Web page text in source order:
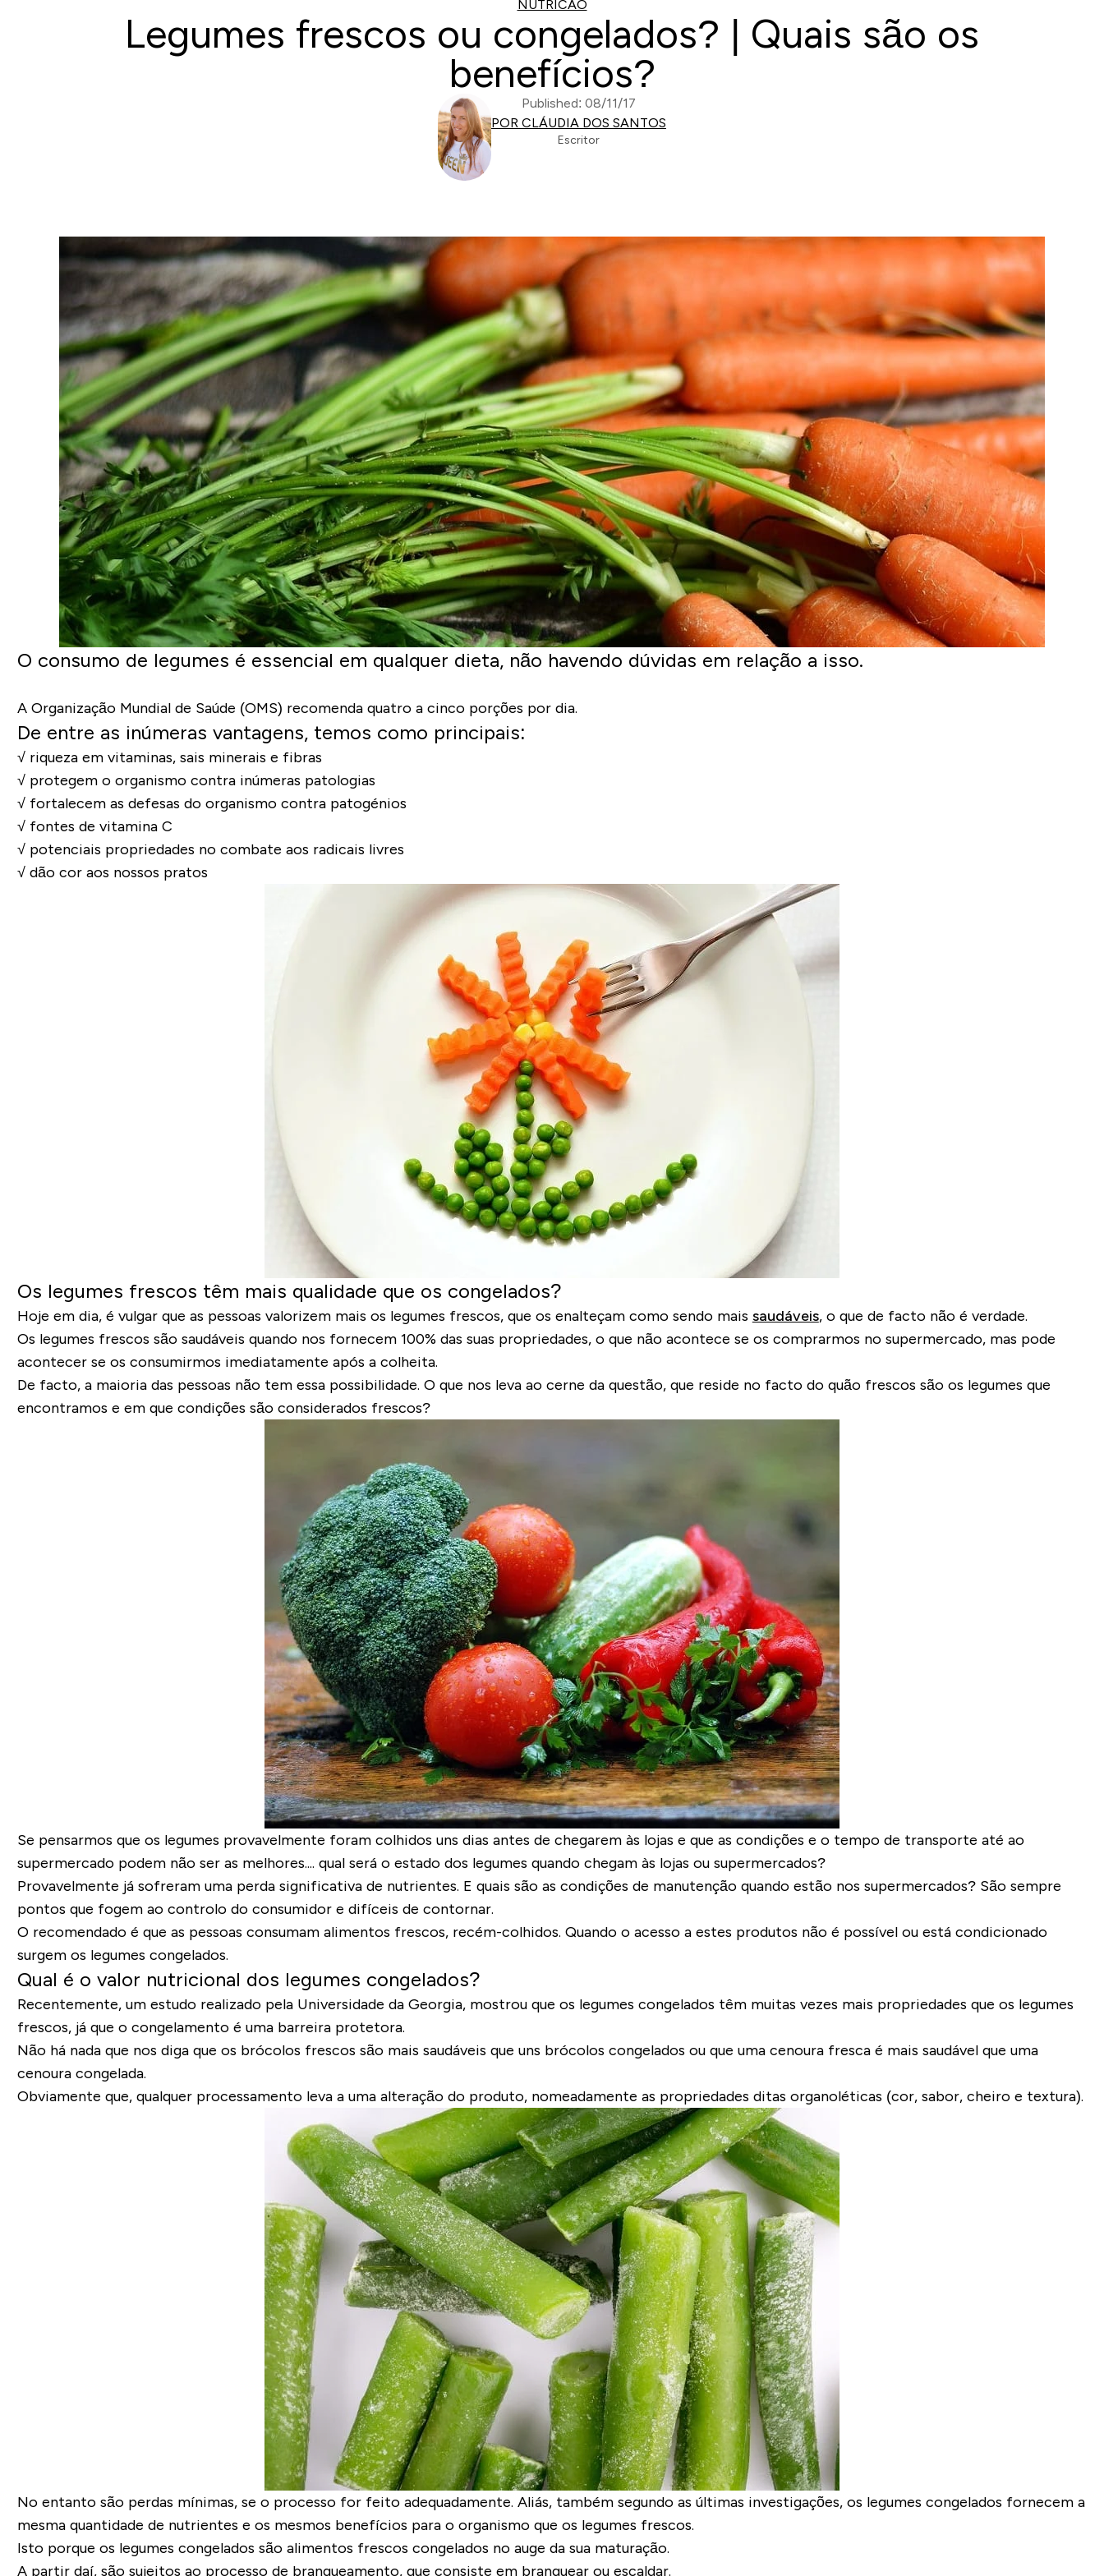
NUTRICAO
Legumes frescos ou congelados? | Quais são os
benefícios?
Published: 08/11/17
POR CLÁUDIA DOS SANTOS
Escritor
O consumo de legumes é essencial em qualquer dieta, não havendo dúvidas em relação a isso.
A Organização Mundial de Saúde (OMS) recomenda quatro a cinco porções por dia.
De entre as inúmeras vantagens, temos como principais:
√ riqueza em vitaminas, sais minerais e fibras
√ protegem o organismo contra inúmeras patologias
√ fortalecem as defesas do organismo contra patogénios
√ fontes de vitamina C
√ potenciais propriedades no combate aos radicais livres
√ dão cor aos nossos pratos
Os legumes frescos têm mais qualidade que os congelados?
Hoje em dia, é vulgar que as pessoas valorizem mais os legumes frescos, que os enalteçam como sendo mais saudáveis, o que de facto não é verdade.
Os legumes frescos são saudáveis quando nos fornecem 100% das suas propriedades, o que não acontece se os comprarmos no supermercado, mas pode
acontecer se os consumirmos imediatamente após a colheita.
De facto, a maioria das pessoas não tem essa possibilidade. O que nos leva ao cerne da questão, que reside no facto do quão frescos são os legumes que
encontramos e em que condições são considerados frescos?
Se pensarmos que os legumes provavelmente foram colhidos uns dias antes de chegarem às lojas e que as condições e o tempo de transporte até ao
supermercadopodem não ser as melhores.... qual será o estado dos legumes quando chegam às lojas ou supermercados?
Provavelmente já sofreram uma perda significativa de nutrientes. E quais são as condições de manutenção quando estão nos supermercados? São sempre
pontos que fogem ao controlo do consumidor e difíceis de contornar.
O recomendado é que as pessoas consumam alimentos frescos, recém-colhidos. Quando o acesso a estes produtos não é possível ou está condicionado
surgem os legumes congelados.
Qual é o valor nutricional dos legumes congelados?
Recentemente, um estudo realizado pela Universidade da Georgia, mostrou que os legumes congelados têm muitas vezes mais propriedades que os legumes
frescos, já que o congelamento é uma barreira protetora.
Não há nada que nos diga que os brócolos frescos são mais saudáveis que uns brócolos congelados ou que uma cenoura fresca é mais saudável que uma
cenoura congelada.
Obviamente que, qualquer processamento leva a uma alteração do produto, nomeadamente as propriedades ditas organoléticas (cor, sabor, cheiro e textura).
No entanto são perdas mínimas, se o processo for feito adequadamente. Aliás, também segundo as últimas investigações, os legumes congelados fornecem a
mesma quantidade de nutrientes e os mesmos benefícios para o organismo que os legumes frescos.
Isto porque os legumes congelados são alimentos frescos congelados no auge da sua maturação.
A partir daí, são sujeitos ao processo de branqueamento, que consiste em branquear ou escaldar.